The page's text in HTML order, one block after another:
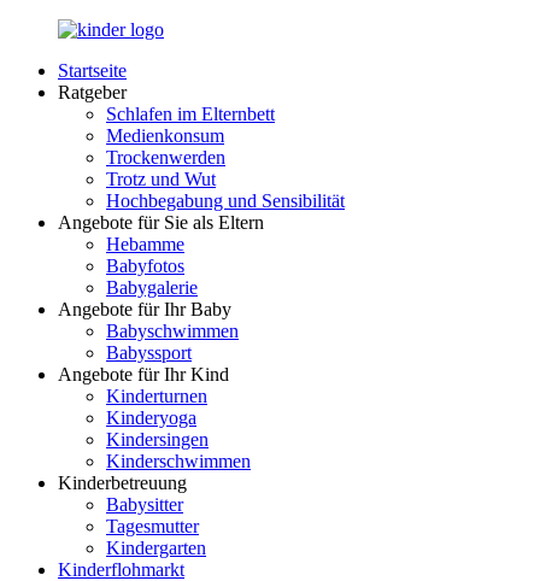
Zurück
Inhalt
LuckyKids.de
Das
Nachwuchs
Startseite
Ratgeber
Schlafen im Elternbett
Medienkonsum
Trockenwerden
Trotz und Wut
Hochbegabung und Sensibilität
Angebote für Sie als Eltern
Hebamme
Babyfotos
Babygalerie
Angebote für Ihr Baby
Babyschwimmen
Babyssport
Angebote für Ihr Kind
Kinderturnen
Kinderyoga
Kindersingen
Kinderschwimmen
Kinderbetreuung
Babysitter
Tagesmutter
Kindergarten
Kinderflohmarkt